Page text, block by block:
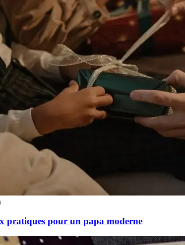
pratiques pour un papa moderne